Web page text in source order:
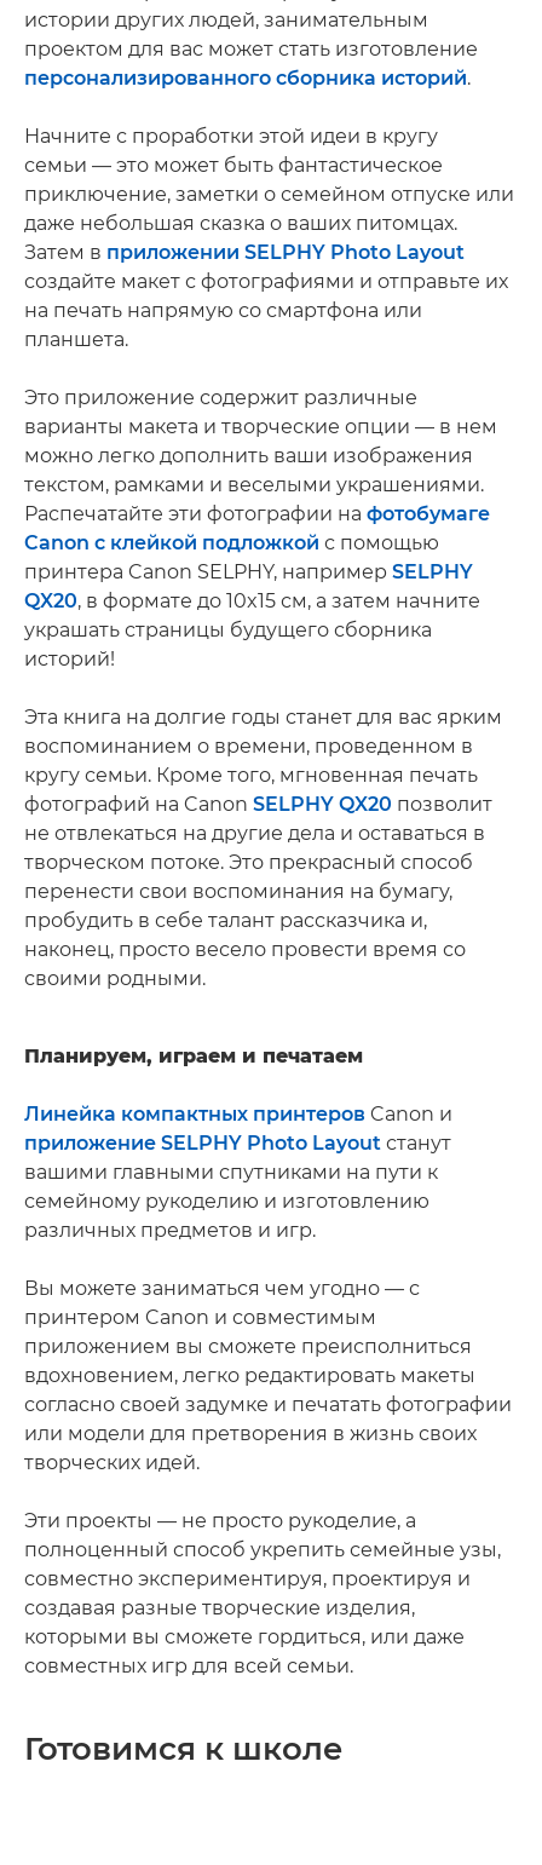
истории других людей, занимательным
проектом для вас может стать изготовление
персонализированного сборника историй.
Начните с проработки этой идеи в кругу
семьи — это может быть фантастическое
приключение, заметки о семейном отпуске или
даже небольшая сказка о ваших питомцах.
Затем в приложении SELPHY Photo Layout
создайте макет с фотографиями и отправьте их
на печать напрямую со смартфона или
планшета.
Это приложение содержит различные
варианты макета и творческие опции — в нем
можно легко дополнить ваши изображения
текстом, рамками и веселыми украшениями.
Распечатайте эти фотографии на фотобумаге
Canon с клейкой подложкой с помощью
принтера Canon SELPHY, например SELPHY
QX20, в формате до 10x15 см, а затем начните
украшать страницы будущего сборника
историй!
Эта книга на долгие годы станет для вас ярким
воспоминанием о времени, проведенном в
кругу семьи. Кроме того, мгновенная печать
фотографий на Canon SELPHY QX20 позволит
не отвлекаться на другие дела и оставаться в
творческом потоке. Это прекрасный способ
перенести свои воспоминания на бумагу,
пробудить в себе талант рассказчика и,
наконец, просто весело провести время со
своими родными.
Планируем, играем и печатаем
Линейка компактных принтеров Canon и
приложение SELPHY Photo Layout станут
вашими главными спутниками на пути к
семейному рукоделию и изготовлению
различных предметов и игр.
Вы можете заниматься чем угодно — с
принтером Canon и совместимым
приложением вы сможете преисполниться
вдохновением, легко редактировать макеты
согласно своей задумке и печатать фотографии
или модели для претворения в жизнь своих
творческих идей.
Эти проекты — не просто рукоделие, а
полноценный способ укрепить семейные узы,
совместно экспериментируя, проектируя и
создавая разные творческие изделия,
которыми вы сможете гордиться, или даже
совместных игр для всей семьи.
Готовимся к школе